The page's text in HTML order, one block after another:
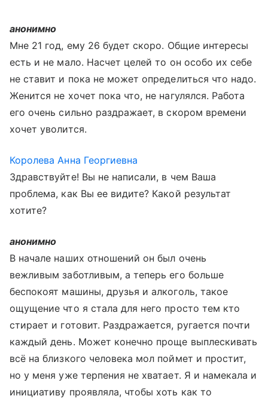
анонимно
Мне 21 год, ему 26 будет скоро. Общие интересы
есть и не мало. Насчет целей то он особо их себе
не ставит и пока не может определиться что надо.
Женится не хочет пока что, не нагулялся. Работа
его очень сильно раздражает, в скором времени
хочет уволится.
Королева Анна Георгиевна
Здравствуйте! Вы не написали, в чем Ваша
проблема, как Вы ее видите? Какой результат
хотите?
анонимно
В начале наших отношений он был очень
вежливым заботливым, а теперь его больше
беспокоят машины, друзья и алкоголь, такое
ощущение что я стала для него просто тем кто
стирает и готовит. Раздражается, ругается почти
каждый день. Может конечно проще выплескивать
всё на близкого человека мол поймет и простит,
но у меня уже терпения не хватает. Я и намекала и
инициативу проявляла, чтобы хоть как то